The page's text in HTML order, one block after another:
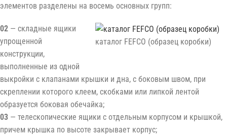
элементов разделены на восемь основных групп:
каталог FEFCO (образец коробки)
02 — складные ящики
упрощенной
конструкции,
выполненные из одной
выкройки с клапанами крышки и дна, с боковым швом, при
скреплении которого клеем, скобками или липкой лентой
образуется боковая обечайка;
03 — телескопические ящики с отдельным корпусом и крышкой,
причем крышка по высоте закрывает корпус;